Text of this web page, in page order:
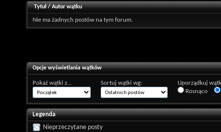
Tytuł/Autor wątku
Nie ma żadnych postów na tym forum.
Opcje wyświetlania wątków
Pokaż wątki z... Sortuj wątki wg:
Uporządkuj
Rosnąco
Legenda
Nieprzeczytane posty